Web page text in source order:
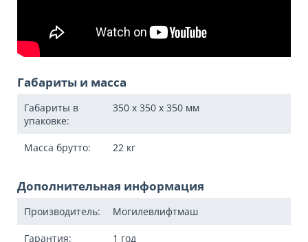
Габариты и масса
Габариты в
упаковке:
350 x 350 x 350 мм
Масса брутто: 22 кг
Дополнительная информация
Производитель: Могилевлифтмаш
Гарантия: 1 год